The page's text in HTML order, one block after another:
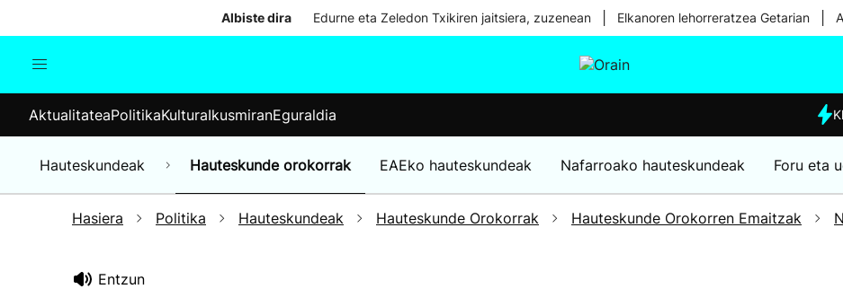
Albiste dira Edurne eta Zeledon Txikiren jaitsiera, zuzenean Elkanoren lehorreratzea Getarian
Munduko albisteak
Hauteskundeak
Eguraldia
AktualitateaPolitikaKulturaIkusmiranEguraldia
Hauteskundeak Hauteskunde orokorrak EAEko hauteskundeak Nafarroako hauteskundeak Foru eta
Hasiera Politika Hauteskundeak Hauteskunde Orokorrak Hauteskunde Orokorren Emaitzak
Entzun